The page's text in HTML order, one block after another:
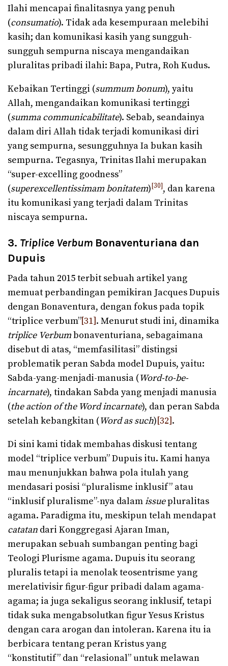
Ilahi mencapai finalitasnya yang penuh
(consumatio). Tidak ada kesempuraan melebihi
kasih; dan komunikasi kasih yang sungguh-
sungguh sempurna niscaya mengandaikan
pluralitas pribadi ilahi: Bapa, Putra, Roh Kudus.
Kebaikan Tertinggi (summum bonum), yaitu
Allah, mengandaikan komunikasi tertinggi
(summa communicabilitate). Sebab, seandainya
dalam diri Allah tidak terjadi komunikasi diri
yang sempurna, sesungguhnya Ia bukan kasih
sempurna. Tegasnya, Trinitas Ilahi merupakan
“super-excelling goodness”
(superexcellentissimam bonitatem) [30], dan karena
itu komunikasi yang terjadi dalam Trinitas
niscaya sempurna.
3. Triplice Verbum Bonaventuriana dan
Dupuis
Pada tahun 2015 terbit sebuah artikel yang
memuat perbandingan pemikiran Jacques Dupuis
dengan Bonaventura, dengan fokus pada topik
“triplice verbum”[31]. Menurut studi ini, dinamika
triplice Verbumbonaventuriana, sebagaimana
disebut di atas, “memfasilitasi” distingsi
problematik peran Sabda model Dupuis, yaitu:
Sabda-yang-menjadi-manusia (Word-to-be-
incarnate), tindakan Sabda yang menjadi manusia
(the action of the Word incarnate), dan peran Sabda
setelah kebangkitan (Word as such)[32].
Di sini kami tidak membahas diskusi tentang
model “triplice verbum” Dupuis itu. Kami hanya
mau menunjukkan bahwa pola itulah yang
mendasari posisi “pluralisme inklusif” atau
“inklusif pluralisme”-nya dalamissuepluralitas
agama. Paradigma itu, meskipun telah mendapat
catatan dari Konggregasi Ajaran Iman,
merupakan sebuah sumbangan penting bagi
Teologi Plurisme agama. Dupuis itu seorang
pluralis tetapi ia menolak teosentrisme yang
merelativisir figur-figur pribadi dalam agama-
agama; ia juga sekaligus seorang inklusif, tetapi
tidak suka mengabsolutkan figur Yesus Kristus
dengan cara arogan dan intoleran. Karena itu ia
berbicara tentang peran Kristus yang
“konstitutif” dan “relasional” untuk melawan